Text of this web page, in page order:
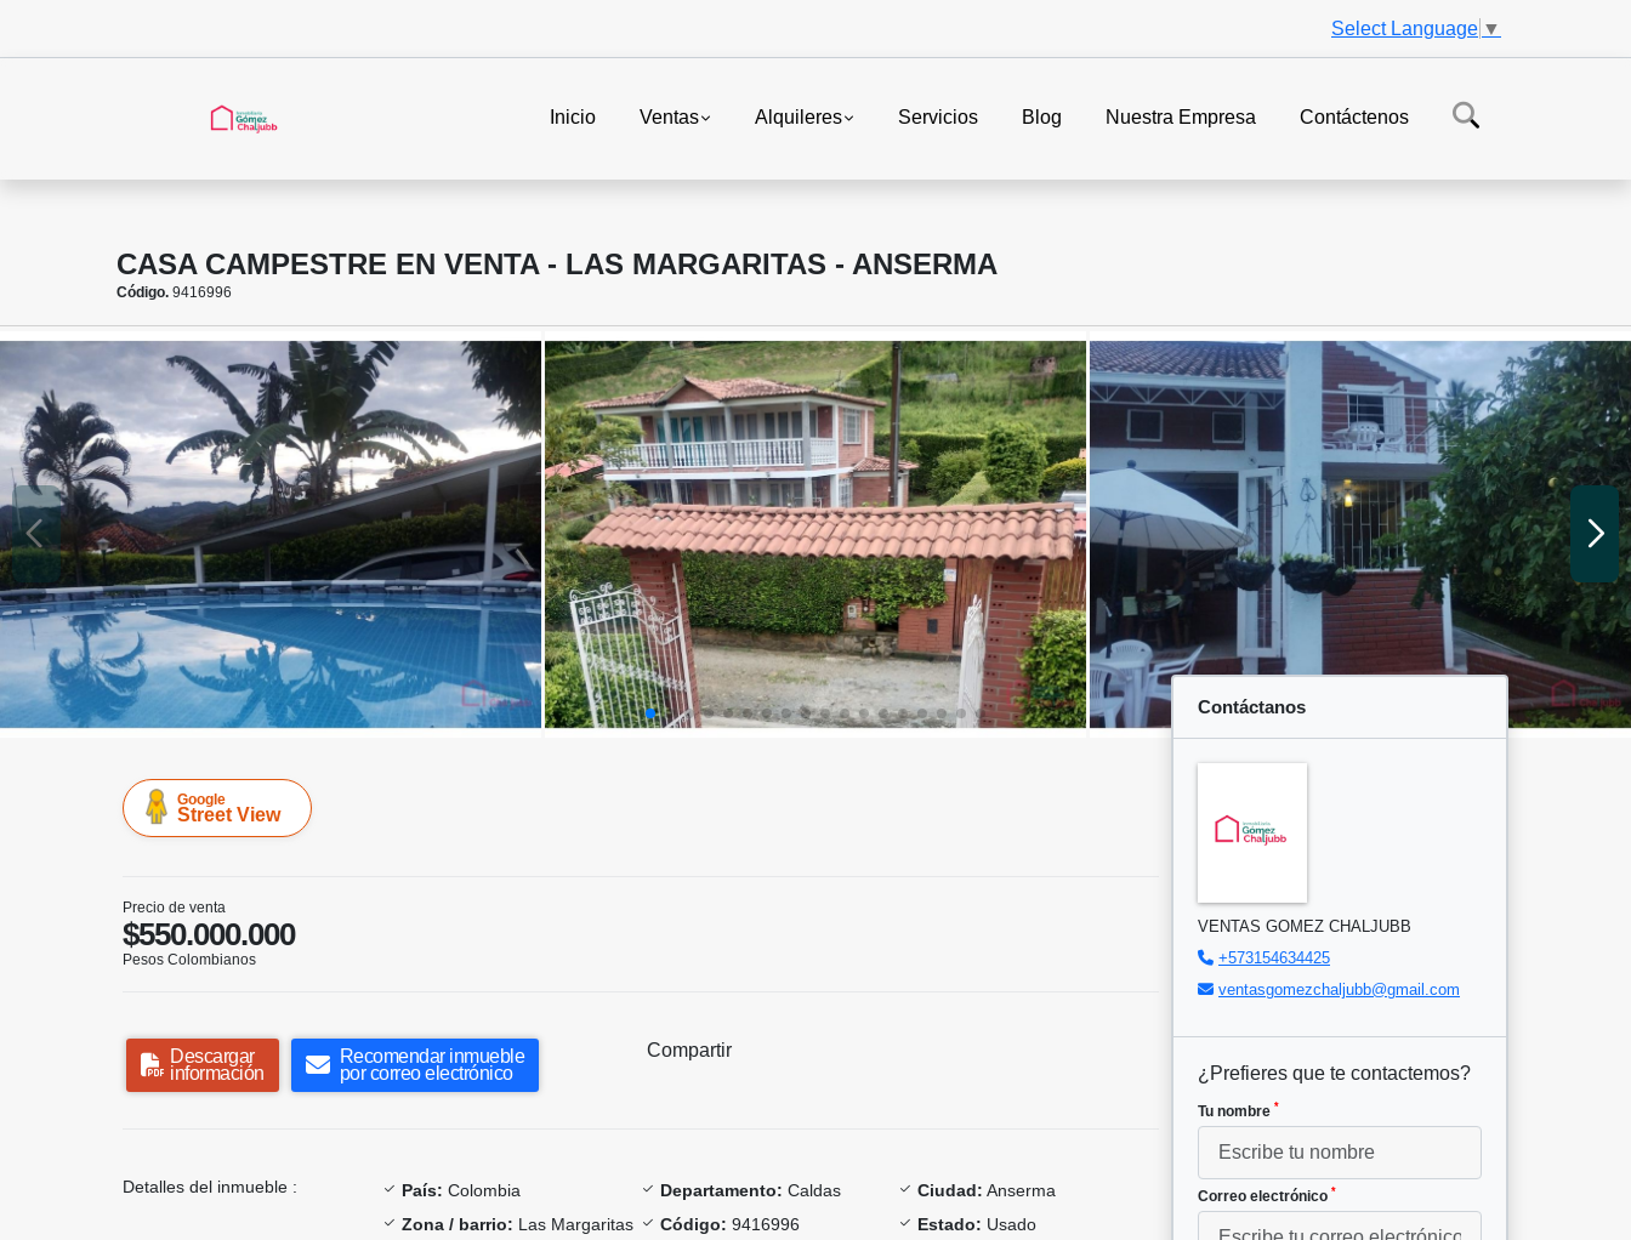
Select Language ▼
Inicio Ventas Alquileres Servicios Blog Nuestra Empresa Contáctenos
CASA CAMPESTRE EN VENTA - LAS MARGARITAS - ANSERMA
Código. 9416996
Google
Street View
Precio de venta
$550.000.000
Pesos Colombianos
Descargar
información
Recomendar inmueble
por correo electrónico
Compartir
Detalles del inmueble : País: Colombia Departamento: Caldas Ciudad: Anserma
Zona / barrio: Las Margaritas Código: 9416996 Estado: Usado
Contáctanos
VENTAS GOMEZ CHALJUBB
+573154634425
ventasgomezchaljubb@gmail.com
¿Prefieres que te contactemos?
Tu nombre *
Correo electrónico *